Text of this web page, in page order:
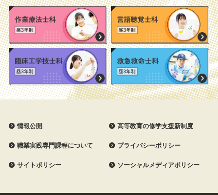
情報公開 高等教育の修学支援新制度
職業実践専門課程について プライバシーポリシー
サイトポリシー ソーシャルメディアポリシー